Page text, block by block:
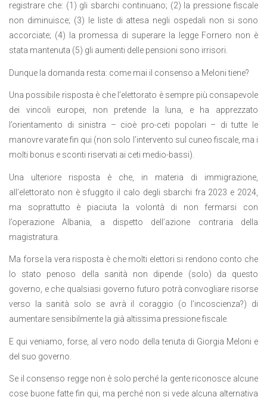
registrare che: (1) gli sbarchi continuano; (2) la pressione fiscale
non diminuisce; (3) le liste di attesa negli ospedali non si sono
accorciate; (4) la promessa di superare la legge Fornero non è
stata mantenuta (5) gli aumenti delle pensioni sono irrisori.
Dunque la domanda resta: come mai il consenso a Meloni tiene?
Una possibile risposta è che l’elettorato è sempre più consapevole
dei vincoli europei, non pretende la luna, e ha apprezzato
l’orientamento di sinistra – cioè pro-ceti popolari – di tutte le
manovre varate fin qui (non solo l’intervento sul cuneo fiscale, ma i
molti bonus e sconti riservati ai ceti medio-bassi).
Una ulteriore risposta è che, in materia di immigrazione,
all’elettorato non è sfuggito il calo degli sbarchi fra 2023 e 2024,
ma soprattutto è piaciuta la volontà di non fermarsi con
l’operazione Albania, a dispetto dell’azione contraria della
magistratura.
Ma forse la vera risposta è che molti elettori si rendono conto che
lo stato penoso della sanità non dipende (solo) da questo
governo, e che qualsiasi governo futuro potrà convogliare risorse
verso la sanità solo se avrà il coraggio (o l’incoscienza?) di
aumentare sensibilmente la già altissima pressione fiscale.
E qui veniamo, forse, al vero nodo della tenuta di Giorgia Meloni e
del suo governo.
Se il consenso regge non è solo perché la gente riconosce alcune
cose buone fatte fin qui, ma perché non si vede alcuna alternativa